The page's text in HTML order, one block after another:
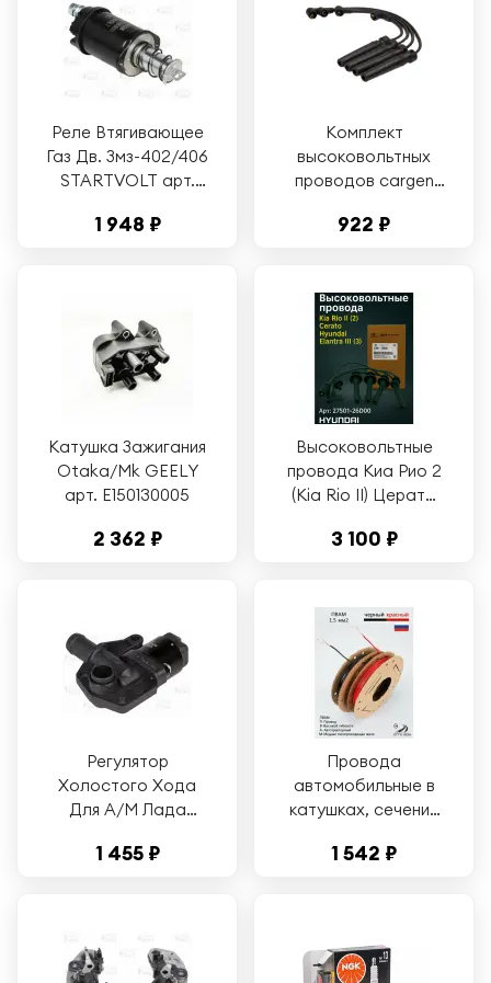
Реле Втягивающее
Газ Дв. Змз-402/406
STARTVOLT арт.
1 948 ₽
Комплект
высоковольтных
проводов cargen
черный
922 ₽
Катушка Зажигания
Otaka/Mk GEELY
арт. E150130005
2 362 ₽
Высоковольтные
провода Киа Рио 2
(Kia Rio II) Церато
Элантра 3 (Hyundai
3 100 ₽
Регулятор
Холостого Хода
Для А/М Лада
Logan (04-) 1.4I/1.6I
1 455 ₽
Провода
автомобильные в
катушках, сечение
5 метров проводка
1 542 ₽